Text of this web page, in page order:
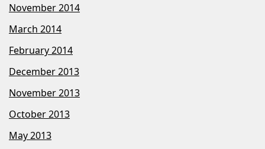
November 2014
March 2014
February 2014
December 2013
November 2013
October 2013
May 2013